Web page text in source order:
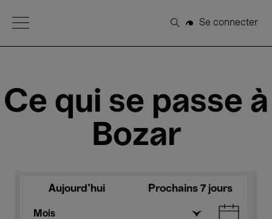
Open Menu
Rechercher
Se connecter
Ce qui se passe à
Bozar
Aujourd'hui Prochains 7 jours
Mois